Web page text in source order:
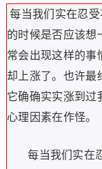
每当我们实在忍
的时候是否应该想
常会出现这样的事
却上涨了。也许最
它确确实实涨到过
心理因素在作怪。
每当我们实在忍